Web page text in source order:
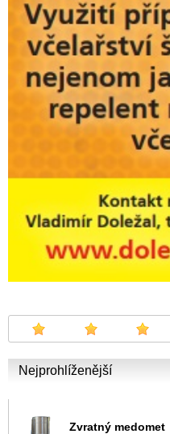
Nejprohlíženější
Zvratný medomet